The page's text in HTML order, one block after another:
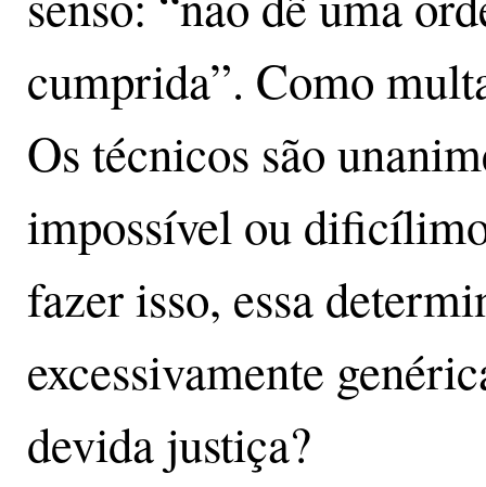
cumprida”. Como
Os técnicos são
impossível ou
fazer isso, essa
excessivamente
devida justiça?